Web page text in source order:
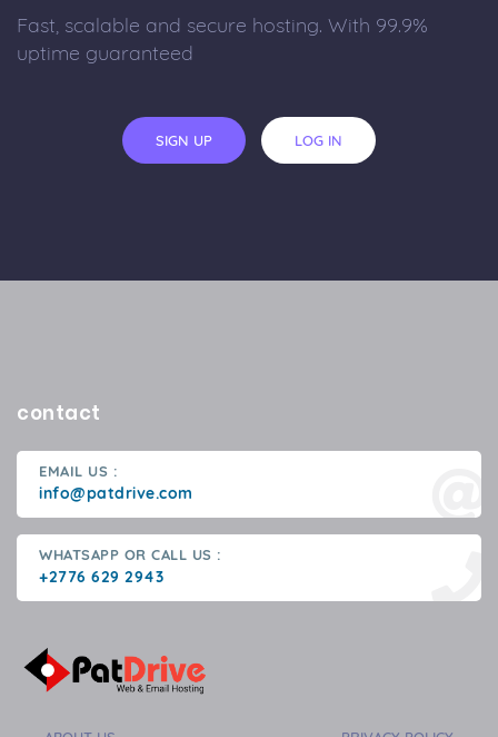
Fast, scalable and secure hosting. With 99.9%
uptime guaranteed
SIGN UP LOG IN
contact
EMAIL US :
info@patdrive.com
WHATSAPP OR CALL US :
+2776 629 2943